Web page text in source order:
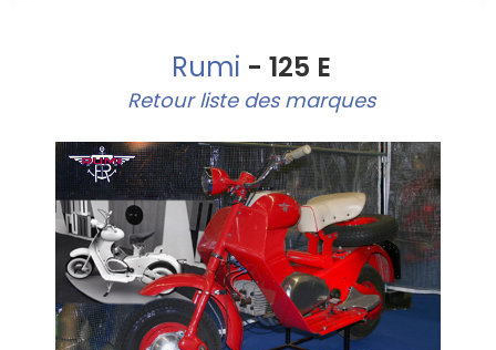
Rumi - 125 E
Retour liste des marques